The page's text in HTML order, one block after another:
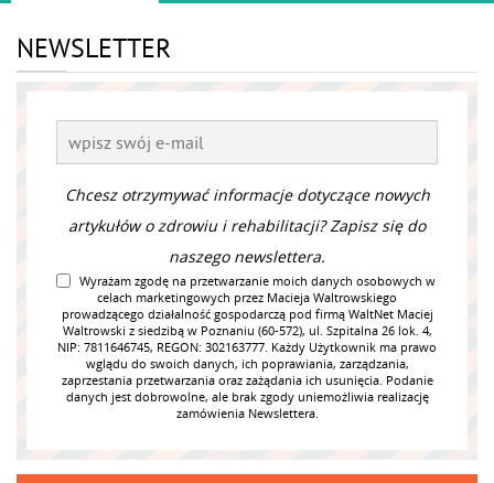
NEWSLETTER
Chcesz otrzymywać informacje dotyczące nowych
artykułów o zdrowiu i rehabilitacji? Zapisz się do
naszego newslettera.
Wyrażam zgodę na przetwarzanie moich danych osobowych w
celach marketingowych przez Macieja Waltrowskiego
prowadzącego działalność gospodarczą pod firmą WaltNet Maciej
Waltrowski z siedzibą w Poznaniu (60-572), ul. Szpitalna 26 lok. 4,
NIP: 7811646745, REGON: 302163777. Każdy Użytkownik ma prawo
wglądu do swoich danych, ich poprawiania, zarządzania,
zaprzestania przetwarzania oraz zażądania ich usunięcia. Podanie
danych jest dobrowolne, ale brak zgody uniemożliwia realizację
zamówienia Newslettera.